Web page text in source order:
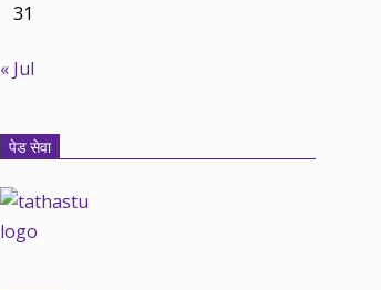
31
« Jul
पेड सेवा